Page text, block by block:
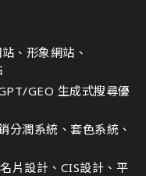
、形象網站、
GEO 生成式搜尋優
分潤系統、套色系統、
片設計、CIS設計、平